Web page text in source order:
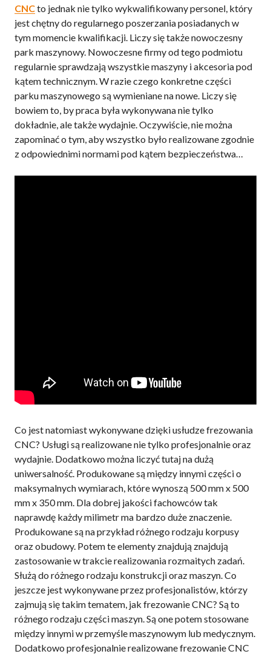
CNCto jednak nie tylko wykwalifikowany personel, który
jest chętny do regularnego poszerzania posiadanych w
tym momencie kwalifikacji. Liczy się także nowoczesny
park maszynowy. Nowoczesne firmy od tego podmiotu
regularnie sprawdzają wszystkie maszyny i akcesoria pod
kątem technicznym. W razie czego konkretne części
parku maszynowego są wymieniane na nowe. Liczy się
bowiem to, by praca była wykonywana nie tylko
dokładnie, ale także wydajnie. Oczywiście, nie można
zapominać o tym, aby wszystko było realizowane zgodnie
z odpowiednimi normami pod kątem bezpieczeństwa…
Co jest natomiast wykonywane dzięki usłudze frezowania
CNC? Usługi są realizowane nie tylko profesjonalnie oraz
wydajnie. Dodatkowo można liczyć tutaj na dużą
uniwersalność. Produkowane są między innymi części o
maksymalnych wymiarach, które wynoszą 500 mm x 500
mm x 350 mm. Dla dobrej jakości fachowców tak
naprawdę każdy milimetr ma bardzo duże znaczenie.
Produkowane są na przykład różnego rodzaju korpusy
oraz obudowy. Potem te elementy znajdują znajdują
zastosowanie w trakcie realizowania rozmaitych zadań.
Służą do różnego rodzaju konstrukcji oraz maszyn. Co
jeszcze jest wykonywane przez profesjonalistów, którzy
zajmują się takim tematem, jak frezowanie CNC? Są to
różnego rodzaju części maszyn. Są one potem stosowane
między innymi w przemyśle maszynowym lub medycznym.
Dodatkowo profesjonalnie realizowane frezowanie CNC